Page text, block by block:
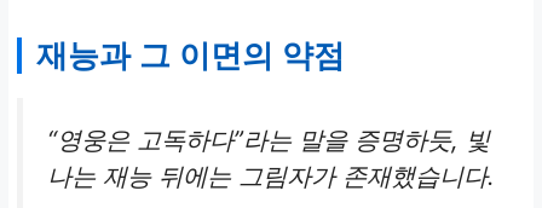
재능과 그 이면의 약점
“영웅은 고독하다”라는 말을 증명하듯, 빛
나는 재능 뒤에는 그림자가 존재했습니다.